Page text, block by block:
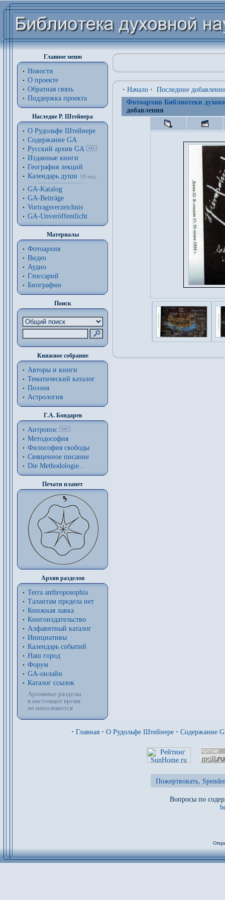
Главное меню
Новости
О проекте
Обратная связь
Поддержка проекта
Наследие Р. Штейнера
О Рудольфе Штейнере
Содержание GA
Русский архив GA
Изданные книги
География лекций
Календарь души
18 нед.
GA-Katalog
GA-Beiträge
Vortragsverzeichnis
GA-Unveröffentlicht
Материалы
Фотоархив
Видео
Аудио
Глоссарий
Биографии
Поиск
Книжное собрание
Авторы и книги
Тематический каталог
Поэзия
Астрология
Г.А. Бондарев
Антропос
Методософия
Философия cвободы
Священное писание
Die Methodologie...
Печати планет
Архив разделов
Terra anthroposophia
Талантам предела нет
Книжная лавка
Книгоиздательство
Алфавитный каталог
Инициативы
Календарь событий
Наш город
Форум
GA-онлайн
Каталог ссылок
Архивные разделы
в настоящее время
не наполняются
· Начало · Последние
Фотоархив Библиотеки
добавления
· Главная · О Рудольфе Штейнере · Содержание
Пожертвовать,
Вопросы по